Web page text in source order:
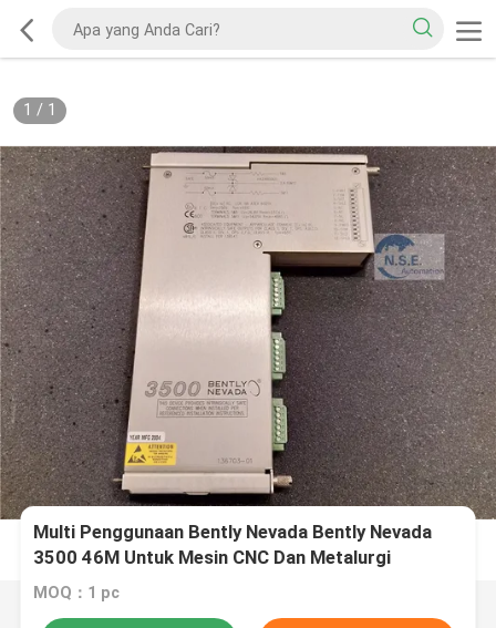
1 / 1
Multi Penggunaan Bently Nevada Bently Nevada
3500 46M Untuk Mesin CNC Dan Metalurgi
MOQ：1 pc